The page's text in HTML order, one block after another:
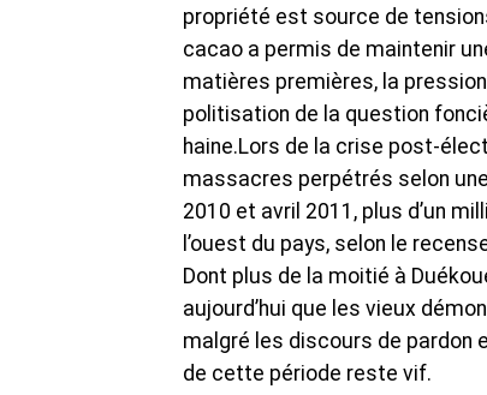
propriété est source de
cacao a permis de maintenir
matières premières, la
politisation de la question
haine.Lors de la crise post-
massacres perpétrés selon
2010 et avril 2011, plus d’un
l’ouest du pays, selon le
Dont plus de la moitié à
aujourd’hui que les vieux
malgré les discours de pardon
de cette période reste vif.